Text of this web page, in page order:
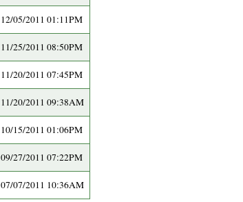
12/05/2011 01:11PM
11/25/2011 08:50PM
11/20/2011 07:45PM
11/20/2011 09:38AM
10/15/2011 01:06PM
09/27/2011 07:22PM
07/07/2011 10:36AM